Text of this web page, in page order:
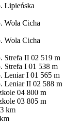
Lipieńska
Wola Cicha
Wola Cicha
Strefa II 02 519 m
Strefa I 01 538 m
Leniar I 01 565 m
Leniar II 02 588 m
04 800 m
03 805 m
3 km